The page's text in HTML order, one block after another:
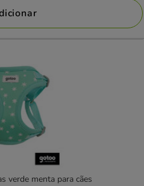
verde menta para cães